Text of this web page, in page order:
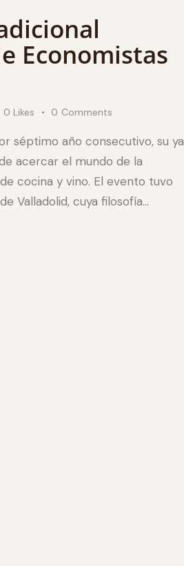
Economistas
0 Likes 0 Comments
séptimo año consecutivo, su ya
acercar el mundo de la
cocina y vino. El evento tuvo
Valladolid, cuya filosofía…